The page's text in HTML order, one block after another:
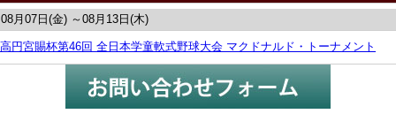
08月07日(金) ～08月13日(木)
高円宮賜杯第46回 全日本学童軟式野球大会 マクドナルド・トーナメント